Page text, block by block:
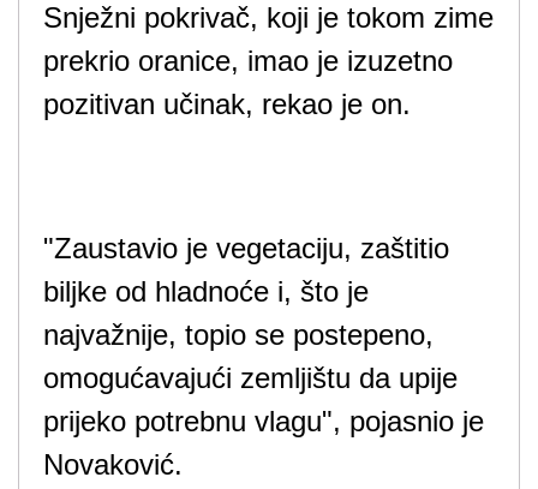
Snježni pokrivač, koji je tokom zime
prekrio oranice, imao je izuzetno
pozitivan učinak, rekao je on.
"Zaustavio je vegetaciju, zaštitio
biljke od hladnoće i, što je
najvažnije, topio se postepeno,
omogućavajući zemljištu da upije
prijeko potrebnu vlagu", pojasnio je
Novaković.